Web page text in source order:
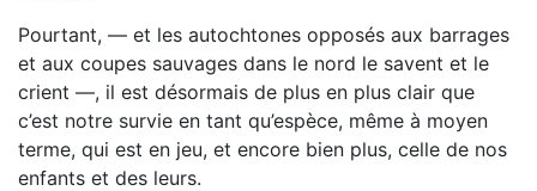
Pourtant, — et les autochtones opposés aux barrages
et aux coupes sauvages dans le nord le savent et le
crient —, il est désormais de plus en plus clair que
c’est notre survie en tant qu’espèce, même à moyen
terme, qui est en jeu, et encore bien plus, celle de nos
enfants et des leurs.